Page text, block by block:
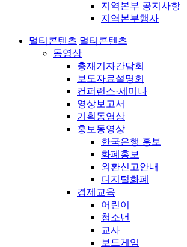
지역본부 공지사항
지역본부행사
멀티콘텐츠 멀티콘텐츠
동영상
총재기자간담회
보도자료설명회
컨퍼런스·세미나
영상보고서
기획동영상
홍보동영상
한국은행 홍보
화폐홍보
외환신고안내
디지털화폐
경제교육
어린이
청소년
교사
보드게임